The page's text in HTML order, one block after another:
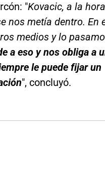
"Kovacic, a la hora
nos metía dentro. En
medios y lo
a eso y nos obliga a
le puede fijar un
", concluyó.